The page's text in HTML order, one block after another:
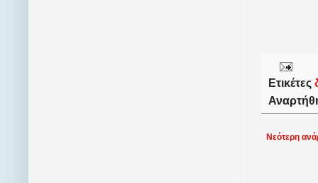
Ετικέτες
Νεότερη